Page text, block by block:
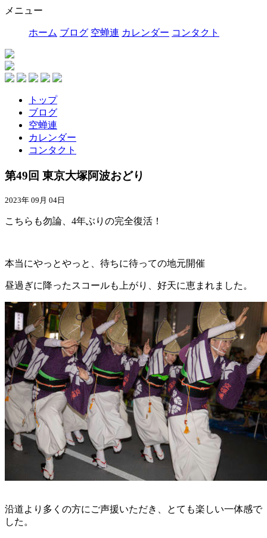
メニュー
ホーム ブログ 空蝉連 カレンダー コンタクト
トップ
ブログ
空蝉連
カレンダー
コンタクト
第49回 東京大塚阿波おどり
2023年 09月 04日
こちらも勿論、4年ぶりの完全復活！
本当にやっとやっと、待ちに待っての地元開催
昼過ぎに降ったスコールも上がり、好天に恵まれました。
沿道より多くの方にご声援いただき、とても楽しい一体感で
した。